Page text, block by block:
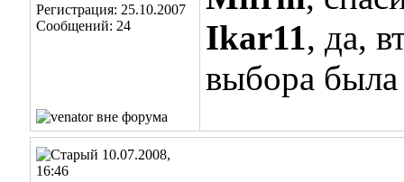
Регистрация: 25.10.2007
Сообщений: 24
Ikar11, да,
выбора была
10.07.2008,
16:46